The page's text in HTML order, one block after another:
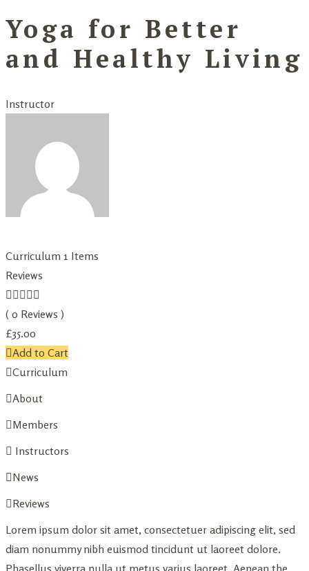
Yoga for Better
and Healthy Living
Instructor
Curriculum 1 Items
Reviews
( 0 Reviews )
£35.00
Add to Cart
Curriculum
About
Members
Instructors
News
Reviews
Lorem ipsum dolor sit amet, consectetuer adipiscing elit, sed
diam nonummy nibh euismod tincidunt ut laoreet dolore.
Phasellus viverra nulla ut metus varius laoreet. Aenean the